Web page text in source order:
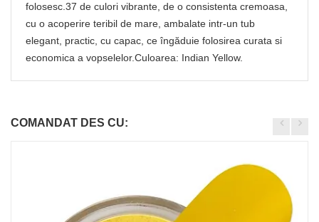
folosesc.37 de culori vibrante, de o consistenta cremoasa,
cu o acoperire teribil de mare, ambalate intr-un tub
elegant, practic, cu capac, ce îngăduie folosirea curata si
economica a vopselelor.Culoarea: Indian Yellow.
COMANDAT DES CU: